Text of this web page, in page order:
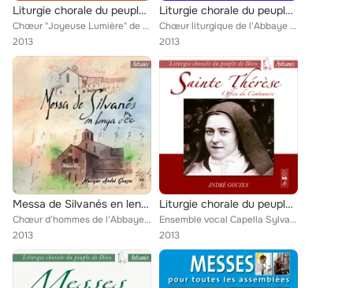
Liturgie chorale du peuple de Dieu : Prière des jours (Laudes et vêpres - Semaine 1)
Chœur "Joyeuse Lumière" de Strasbourg, André Gouzes
2013
Liturgie chorale du peuple de Dieu : Funérailles dans la paix
Chœur liturgique de l'Abbaye de Sylvanès, André Gouzes
2013
Messa de Silvanés en lenga d'Òc
Chœur d'hommes de l'Abbaye de Sylvanès, André Gouzes
2013
Liturgie chorale du peuple de Dieu : Sainte Thérèse (Office du Centenaire)
Ensemble vocal Capella Sylvanensis, André Gouzes
2013